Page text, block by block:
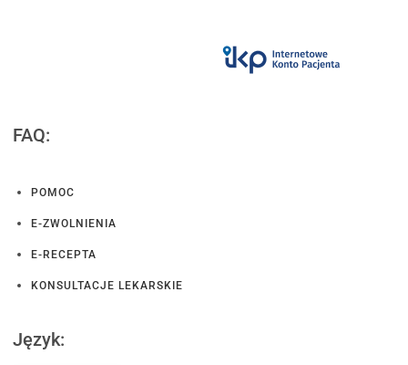
FAQ:
POMOC
E-ZWOLNIENIA
E-RECEPTA
KONSULTACJE LEKARSKIE
Język: